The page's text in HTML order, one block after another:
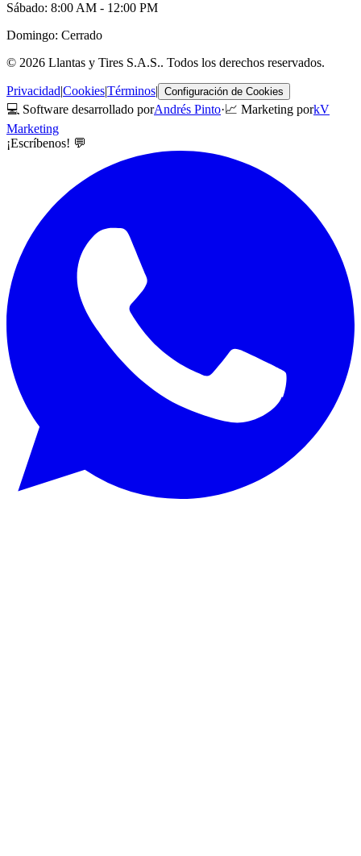
Sábado: 8:00 AM - 12:00 PM
Domingo: Cerrado
© 2026 Llantas y Tires S.A.S.. Todos los derechos reservados.
Privacidad|Cookies|Términos| Configuración de Cookies
💻 Software desarrollado porAndrés Pinto·📈 Marketing porkV
Marketing
¡Escríbenos! 💬